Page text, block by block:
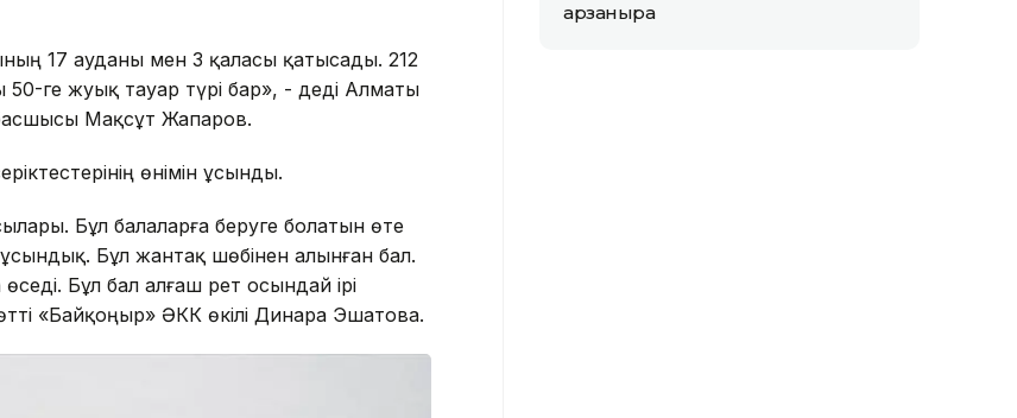
17 ауданы мен 3 қаласы қатысады. 212
50-ге жуық тауар түрі бар», - деді Алматы
Мақсұт Жапаров.
өнімін ұсынды.
Бұл балаларға беруге болатын өте
Бұл жантақ шөбінен алынған бал.
Бұл бал алғаш рет осындай ірі
«Байқоңыр» ӘКК өкілі Динара Эшатова.
арзанырақ